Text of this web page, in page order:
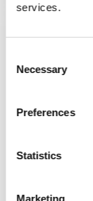
services.
Necessary
Preferences
Statistics
Marketing
76270350
32,00 €